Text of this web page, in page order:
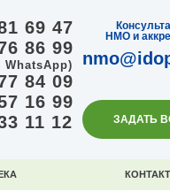
НМО и
ЗАДАТЬ
69 47
86 99
84 09
16 99
11 12